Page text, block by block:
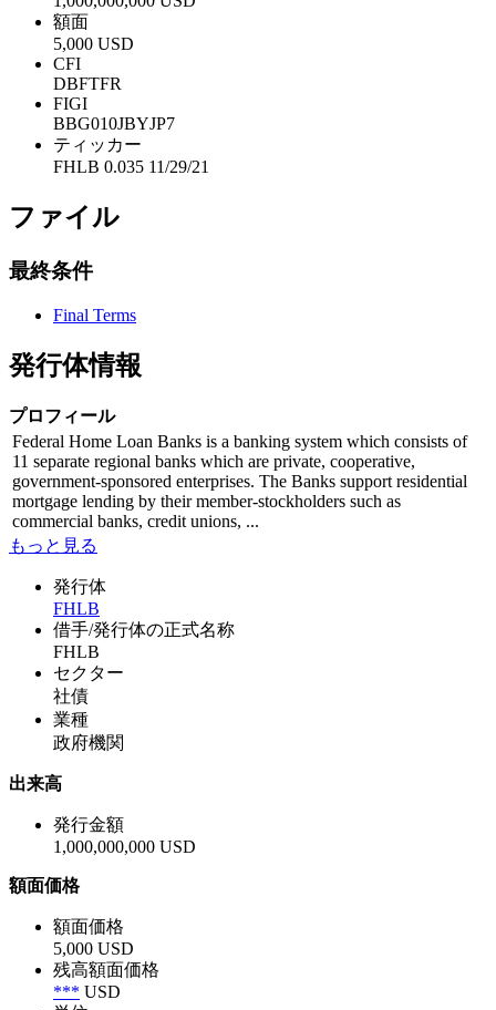
額面
5,000 USD
CFI
DBFTFR
FIGI
BBG010JBYJP7
ティッカー
FHLB 0.035 11/29/21
ファイル
最終条件
Final Terms
発行体情報
プロフィール
Federal Home Loan Banks is a banking system which consists of
11 separate regional banks which are private, cooperative,
government-sponsored enterprises. The Banks support residential
mortgage lending by their member-stockholders such as
commercial banks, credit unions, ...
もっと見る
発行体
FHLB
借手/発行体の正式名称
FHLB
セクター
社債
業種
政府機関
出来高
発行金額
1,000,000,000 USD
額面価格
額面価格
5,000 USD
残高額面価格
*** USD